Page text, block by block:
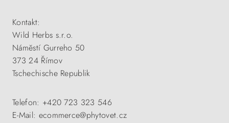
Kontakt:
Wild Herbs s.r.o.
Náměstí Gurreho 50
373 24 Římov
Tschechische Republik
Telefon: +420 723 323 546
E-Mail: ecommerce@phytovet.cz